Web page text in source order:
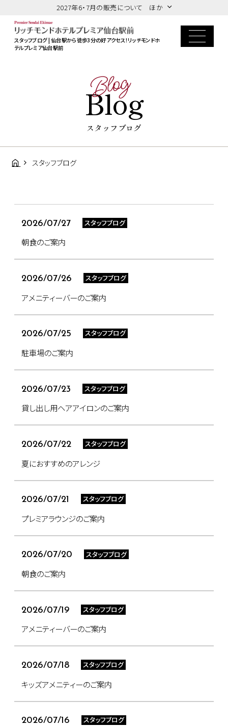
2027年6・7月の販売について ほか
スタッフブログ | 仙台駅から徒歩3分の好アクセス！リッチモンドホ
テルプレミア仙台駅前
Blog
Blog
スタッフブログ
スタッフブログ
2026/07/27 スタッフブログ
朝食のご案内
2026/07/26 スタッフブログ
アメニティーバーのご案内
2026/07/25 スタッフブログ
駐車場のご案内
2026/07/23 スタッフブログ
貸し出し用ヘアアイロンのご案内
2026/07/22 スタッフブログ
夏におすすめのアレンジ
2026/07/21 スタッフブログ
プレミアラウンジのご案内
2026/07/20 スタッフブログ
朝食のご案内
2026/07/19 スタッフブログ
アメニティーバーのご案内
2026/07/18 スタッフブログ
キッズアメニティーのご案内
2026/07/16 スタッフブログ